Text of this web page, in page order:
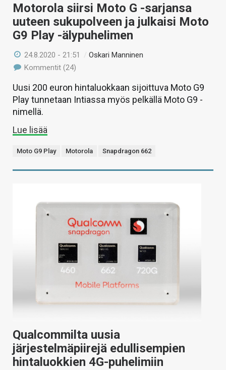
Motorola siirsi Moto G -sarjansa
uuteen sukupolveen ja julkaisi Moto
G9 Play -älypuhelimen
24.8.2020 - 21:51 /Oskari Manninen
Kommentit (24)
Uusi 200 euron hintaluokkaan sijoittuva Moto G9
Play tunnetaan Intiassa myös pelkällä Moto G9 -
nimellä.
Lue lisää
Moto G9 Play Motorola Snapdragon 662
Qualcommilta uusia
järjestelmäpiirejä edullisempien
hintaluokkien 4G-puhelimiin